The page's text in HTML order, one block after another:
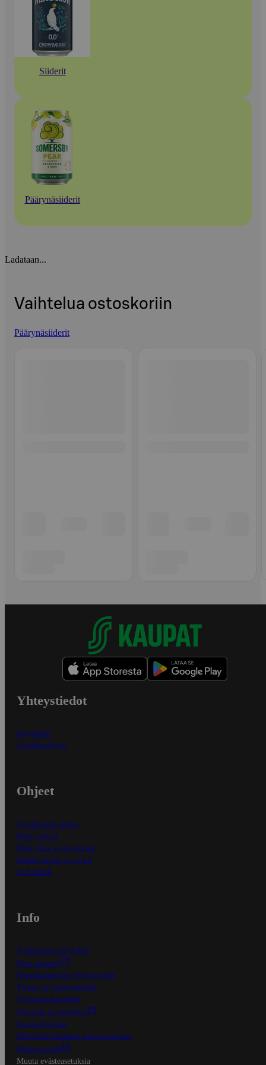
Siiderit
Päärynäsiiderit
Ladataan...
Vaihtelua ostoskoriin
Päärynäsiiderit
Yhteystiedot
Myymälät
Asiakaspalvelu
Ohjeet
Ensitilaajan ohjeet
Näin maksat
Näin tilaat ja muokkaat
Kaikki ohjeet ja vinkit
In English
Info
S-Business yrityksille
Oiva-raportit
Osuuskauppojen yhteystiedot
Tilaus- ja toimitusehdot
Tietosuojakäytäntö
Palvelun käyttöehdot
Saavutettavuus
Mobiilisovelluksen saavutettavuus
Mainostajalle
Muuta evästeasetuksia